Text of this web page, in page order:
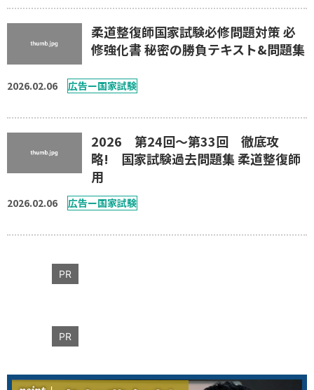
柔道整復師国家試験必修問題対策 必
修強化書 秘密の勝負テキスト&問題集
2026.02.06 広告ー国家試験
2026 第24回〜第33回 徹底攻
略! 国家試験過去問題集 柔道整復師
用
2026.02.06 広告ー国家試験
PR
PR